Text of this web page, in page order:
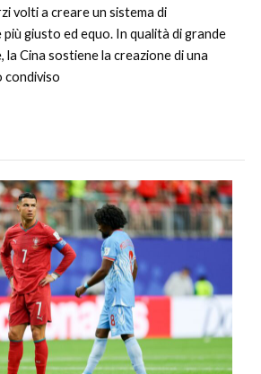
volti a creare un sistema di
giusto ed equo. In qualità di grande
la Cina sostiene la creazione di una
condiviso